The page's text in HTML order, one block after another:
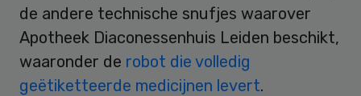
de andere technische snufjes waarover
Apotheek Diaconessenhuis Leiden beschikt,
waaronder de robot die volledig
geëtiketteerde medicijnen levert.